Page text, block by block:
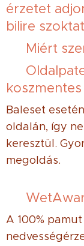
érzetet
bilire
💡 Miért
✔
Baleset
oldalán, így
keresztül.
megoldás.
✔
A 100%